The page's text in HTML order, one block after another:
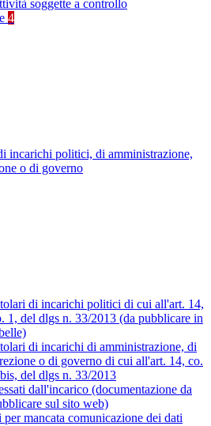
soggette a controllo
4
incarichi politici, di amministrazione,
o di governo
di incarichi politici di cui all'art. 14,
1, del dlgs n. 33/2013 (da pubblicare in
di incarichi di amministrazione, di
o di governo di cui all'art. 14, co.
del dlgs n. 33/2013
dall'incarico (documentazione da
sul sito web)
per mancata comunicazione dei dati